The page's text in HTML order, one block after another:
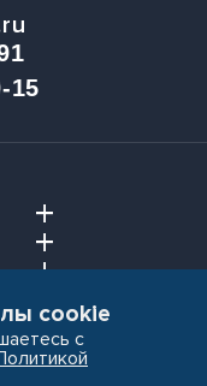
15
cookie
с